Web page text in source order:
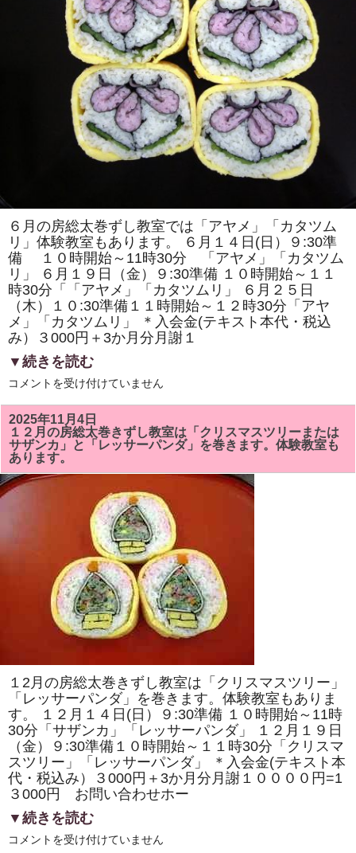
６月の房総太巻ずし教室では「アヤメ」「カタツム
リ」体験教室もあります。 ６月１４日(日）９:30準
備 １０時開始～11時30分 「アヤメ」「カタツム
リ」 ６月１９日（金）９:30準備 １０時開始～１１
時30分「「アヤメ」「カタツムリ」 ６月２５日
（木）１０:30準備１１時開始～１２時30分「アヤ
メ」「カタツムリ」 ＊入会金(テキスト本代・税込
み）３000円＋3か月分月謝１
▼続きを読む
6
の
房
総
太
巻
ず
し
教
室
メ」
と
巻
き
寿
司
の
体
験
教
室
も
あ
ま
す。
は
コメントを受け付けていません
2025年11月4日
１２月の房総太巻きずし教室は「クリスマスツリーまたは
サザンカ」と「レッサーパンダ」を巻きます。体験教室も
あります。
１2月の房総太巻きずし教室は「クリスマスツリー」
「レッサーパンダ」を巻きます。体験教室もありま
す。 １２月１４日(日）９:30準備 １０時開始～11時
30分「サザンカ」「レッサーパンダ」 １２月１９日
（金）９:30準備１０時開始～１１時30分「クリスマ
スツリー」「レッサーパンダ」 ＊入会金(テキスト本
代・税込み）３000円＋3か月分月謝１００００円=1
３000円 お問い合わせホー
▼続きを読む
１
コメントを受け付けていません